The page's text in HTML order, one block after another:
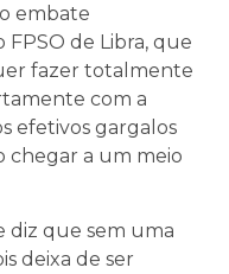
embate
de Libra, que
fazer totalmente
com a
efetivos gargalos
chegar a um meio
diz que sem uma
deixa de ser